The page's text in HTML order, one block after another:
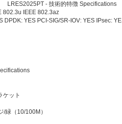
LRES2025PT - 技術的特徴 Specifications
802.3u
IEEE 802.3az
DPDK: YES PCI-SIG/SR-IOV: YES IPsec:
ケット
緑（10/100M）